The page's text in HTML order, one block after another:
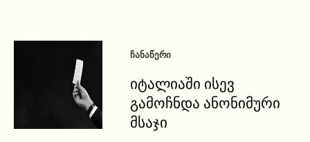
ᲩᲐᲜᲐᲬᲔᲠᲘ
იტალიაში ისევ
გამოჩნდა ანონიმური
მსაჯი